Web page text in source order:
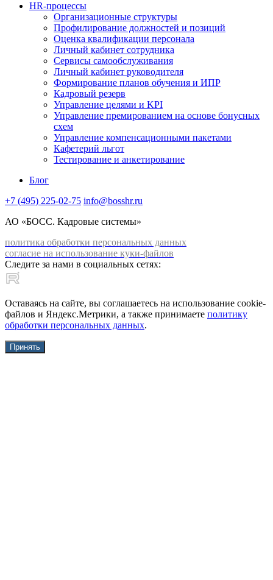
HR-процессы
Организационные структуры
Профилирование должностей и позиций
Оценка квалификации персонала
Личный кабинет сотрудника
Сервисы самообслуживания
Личный кабинет руководителя
Формирование планов обучения и ИПР
Кадровый резерв
Управление целями и KPI
Управление премированием на основе бонусных
схем
Управление компенсационными пакетами
Кафетерий льгот
Тестирование и анкетирование
Блог
+7 (495) 225-02-75 info@bosshr.ru
АО «БОСС. Кадровые системы»
политика обработки персональных данных
согласие на использование куки-файлов
Следите за нами в социальных сетях:
Оставаясь на сайте, вы соглашаетесь на использование cookie-
файлов и Яндекс.Метрики, а также принимаете политику
обработки персональных данных.
Принять